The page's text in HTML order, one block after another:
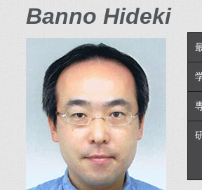
Banno Hideki